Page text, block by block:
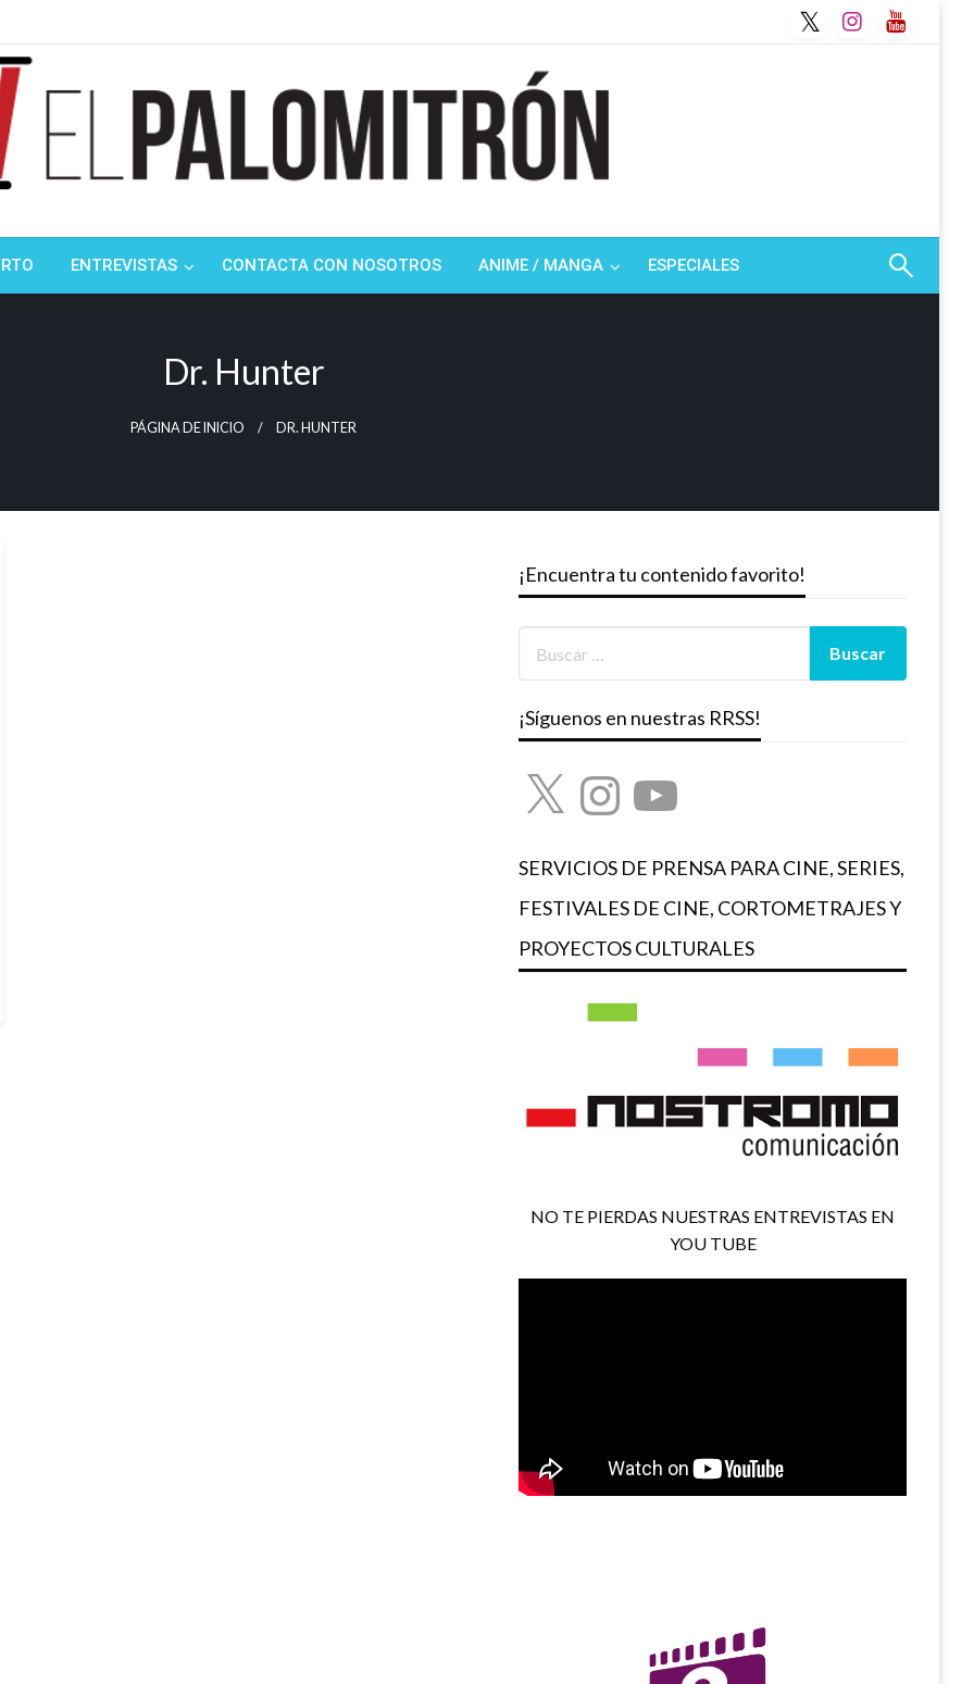
ENTREVISTAS CONTACTA CON NOSOTROS ANIME / MANGA ESPECIALES
Dr. Hunter
PÁGINA DE INICIO DR. HUNTER
¡Encuentra tu contenido favorito!
¡Síguenos en nuestras RRSS!
X InstagramYouTube
SERVICIOS DE PRENSA PARA CINE, SERIES,
FESTIVALES DE CINE, CORTOMETRAJES Y
PROYECTOS CULTURALES
NO TE PIERDAS NUESTRAS ENTREVISTAS EN
YOU TUBE